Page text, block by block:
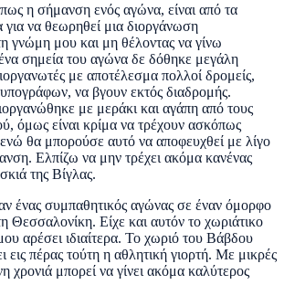
η σήμανση ενός αγώνα, είναι από τα
για να θεωρηθεί μια διοργάνωση
γνώμη μου και μη θέλοντας να γίνω
σημεία του αγώνα δε δόθηκε μεγάλη
με αποτέλεσμα πολλοί δρομείς,
να βγουν εκτός διαδρομής.
με μεράκι και αγάπη από τους
όμως είναι κρίμα να τρέχουν ασκόπως
θα μπορούσε αυτό να αποφευχθεί με λίγο
Ελπίζω να μην τρέχει ακόμα κανένας
της Βίγλας.
ένας συμπαθητικός αγώνας σε έναν όμορφο
Θεσσαλονίκη. Είχε και αυτόν το χωριάτικο
αρέσει ιδιαίτερα. Το χωριό του Βάβδου
εις πέρας τούτη η αθλητική γιορτή. Με μικρές
χρονιά μπορεί να γίνει ακόμα καλύτερος